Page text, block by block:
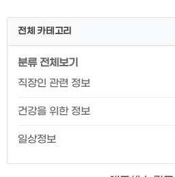
특징 국민연금
전체 카테고리
분류 전체보기
직장인 관련 정보
건강을 위한 정보
일상정보